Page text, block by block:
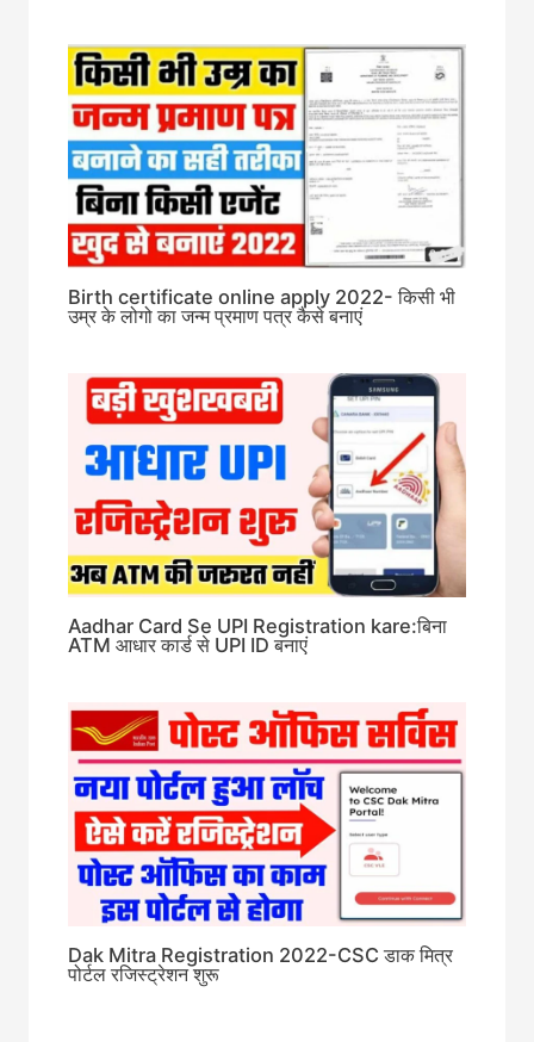
Birth certificate online apply 2022- किसी भी
उम्र के लोगो का जन्म प्रमाण पत्र कैसे बनाएं
Aadhar Card Se UPI Registration kare:बिना
ATM आधार कार्ड से UPI ID बनाएं
Dak Mitra Registration 2022-CSC डाक मित्र
पोर्टल रजिस्ट्रेशन शुरू